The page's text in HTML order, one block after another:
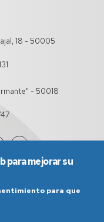
18 - 50005
- 50018
para mejorar su
para que